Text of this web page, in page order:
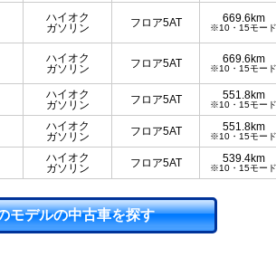
ハイオク
ガソリン
フロア5AT 669.6km
※10・15モード
ハイオク
ガソリン
フロア5AT 669.6km
※10・15モード
ハイオク
ガソリン
フロア5AT 551.8km
※10・15モード
ハイオク
ガソリン
フロア5AT 551.8km
※10・15モード
ハイオク
ガソリン
フロア5AT 539.4km
※10・15モード
モデルの中古車を探す